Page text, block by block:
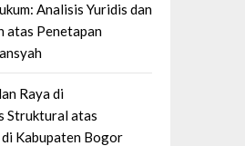
Analisis Yuridis dan
atas Penetapan
Raya di
Struktural atas
Kabupaten Bogor